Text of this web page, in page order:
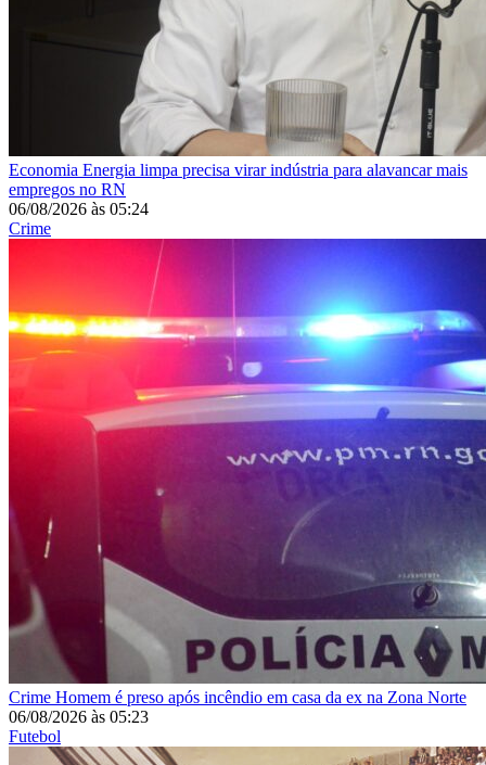
Economia Energia limpa precisa virar indústria para alavancar mais
empregos no RN
06/08/2026 às 05:24
Crime
Crime Homem é preso após incêndio em casa da ex na Zona Norte
06/08/2026 às 05:23
Futebol